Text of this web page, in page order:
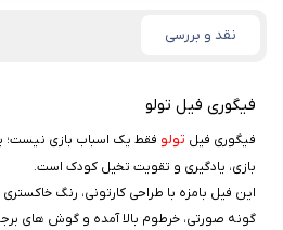
نقد و بررسی
فیگوری فیل تولو
فیگوری فیل تولو فقط یک اسباب‌ بازی نیست؛
بازی، یادگیری و تقویت تخیل کودک است.
این فیل بامزه با طراحی کارتونی، رنگ
گونه صورتی، خرطوم بالا آمده و گوش‌ های